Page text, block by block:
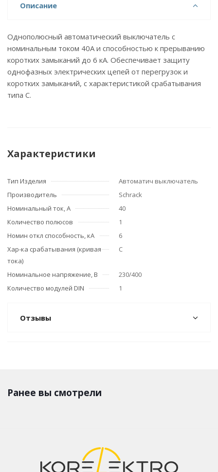
Описание
Однополюсный автоматический выключатель с
номинальным током 40А и способностью к прерыванию
коротких замыканий до 6 кА. Обеспечивает защиту
однофазных электрических цепей от перегрузок и
коротких замыканий, с характеристикой срабатывания
типа C.
Характеристики
Тип Изделия
Автоматич выключатель
Производитель
Schrack
Номинальный ток, А
40
Количество полюсов
1
Номин откл способность, кА
6
Хар-ка срабатывания (кривая
тока)
C
Номинальное напряжение, В
230/400
Количество модулей DIN
1
Отзывы
Ранее вы смотрели